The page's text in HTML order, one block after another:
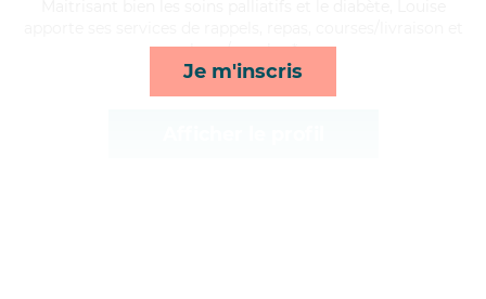
Je m'inscris
lever/coucher*